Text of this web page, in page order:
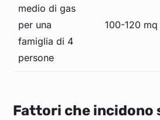
medio di gas
per una
famiglia di 4
persone
100-120 mq
Fattori che incidono